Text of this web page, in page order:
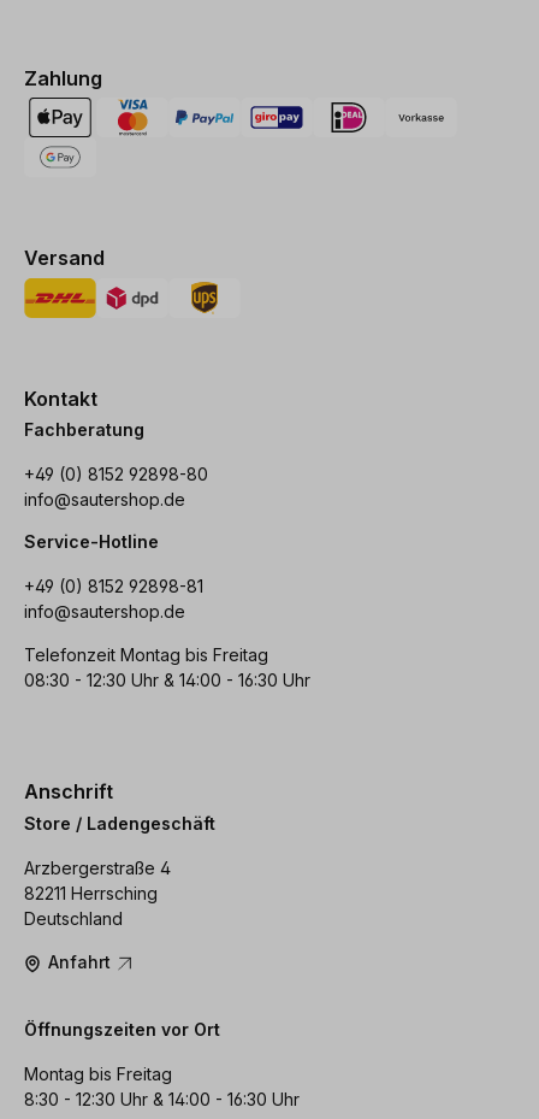
Zahlung
Versand
Kontakt
Fachberatung
+49 (0) 8152 92898-80
info@sautershop.de
Service-Hotline
+49 (0) 8152 92898-81
info@sautershop.de
Telefonzeit Montag bis Freitag
08:30 - 12:30 Uhr & 14:00 - 16:30 Uhr
Anschrift
Store / Ladengeschäft
Arzbergerstraße 4
82211 Herrsching
Deutschland
Anfahrt
Öffnungszeiten vor Ort
Montag bis Freitag
8:30 - 12:30 Uhr & 14:00 - 16:30 Uhr